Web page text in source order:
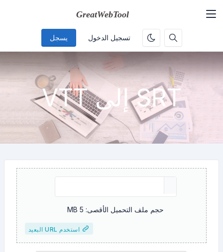
تسجيل الدخول يسجل
SRT إلى VTT
حجم ملف التحميل الأقصى: 5 MB
استخدم URL البعيد